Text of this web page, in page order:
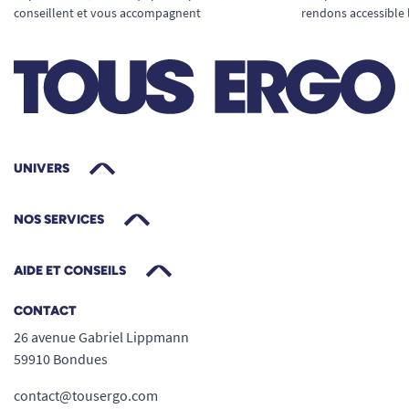
Commerces et établissements recevant du
public
l'accueil. Le Windoor permet de diffuser un
restant discret visuellement.
Les zones où les ouvertures de portes sont
fréquentes constituent des emplacements
particulièrement adaptés à ce système de
diffusion.
conseillent et vous accompagnent
rendons
UNIVERS
NOS SERVICES
AIDE ET CONSEILS
CONTACT
26 avenue Gabriel Lippmann
59910 Bondues
contact@tousergo.com